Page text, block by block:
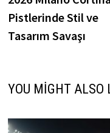
gezinmesi
Pistlerinde Stil ve
Tasarım Savaşı
YOU MIGHT ALSO